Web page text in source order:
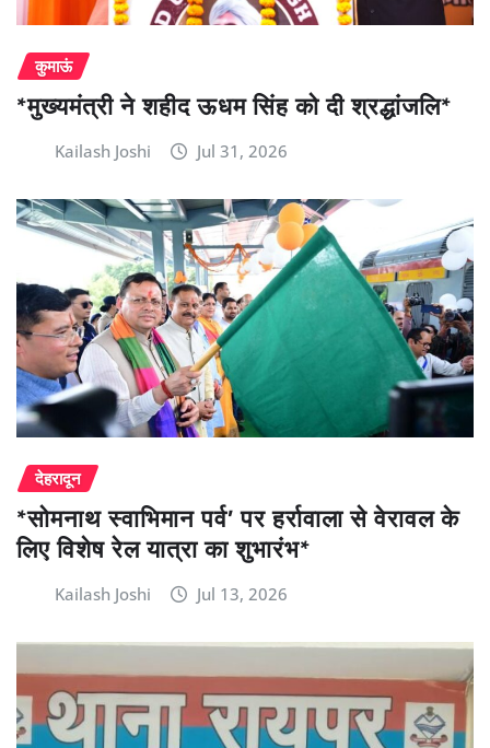
कुमाऊं
*मुख्यमंत्री ने शहीद ऊधम सिंह को दी श्रद्धांजलि*
Kailash Joshi Jul 31, 2026
देहरादून
*सोमनाथ स्वाभिमान पर्व’ पर हर्रावाला से वेरावल के
लिए विशेष रेल यात्रा का शुभारंभ*
Kailash Joshi Jul 13, 2026